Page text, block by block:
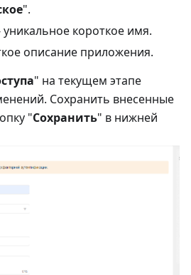
".
уникальное короткое имя.
описание приложения.
" на текущем этапе
Сохранить внесенные
"Сохранить" в нижней